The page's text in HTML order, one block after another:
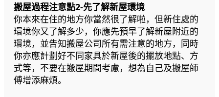
搬屋過程注意點2-先了解新屋環境
你本來在住的地方你當然很了解啦，但新住處的
環境你又了解多少，你應先預早了解新屋附近的
環境，並告知搬屋公司所有需注意的地方，同時
你亦應計劃好不同家具於新屋後的擺放地點、方
式等，不要在搬屋期間考慮，想為自己及搬屋師
傅增添麻煩。